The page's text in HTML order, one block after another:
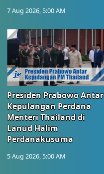
7 Aug 2026, 5:00 AM
Presiden Prabowo Antar
Kepulangan Perdana
Menteri Thailand di
Lanud Halim
Perdanakusuma
5 Aug 2026, 5:00 AM